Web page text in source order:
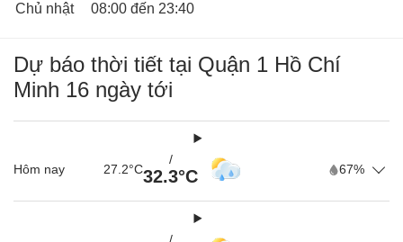
qua! Nằm tại vị trí đắc địa, CGV Đồng Khởi sở hữu hệ
loạt các bộ phim bom tấn, các sự kiện đặc biệt và
không gian sang trọng, CGV Đồng Khởi chắc chắn sẽ
Chủ nhật
08:00 đến 23:40
Dự báo thời tiết tại Quận 1 Hồ Chí
Minh 16 ngày tới
Hôm nay 27.2°C
/
32.3°C 67%
/